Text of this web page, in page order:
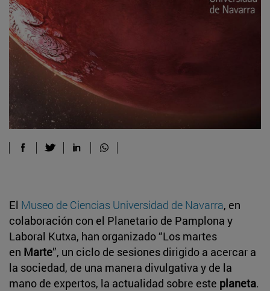
El Museo de Ciencias Universidad de Navarra, en
colaboración con el Planetario de Pamplona y
Laboral Kutxa, han organizado “Los martes
en Marte”, un ciclo de sesiones dirigido a acercar a
la sociedad, de una manera divulgativa y de la
mano de expertos, la actualidad sobre este planeta.